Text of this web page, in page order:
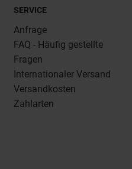
SERVICE
Anfrage
FAQ - Häufig gestellte
Fragen
Internationaler Versand
Versandkosten
Zahlarten